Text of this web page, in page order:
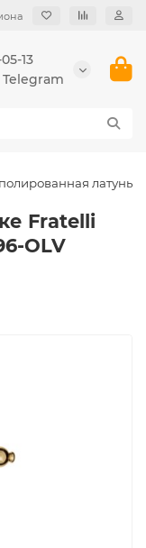
13
Telegram
латунь
Fratelli
OLV